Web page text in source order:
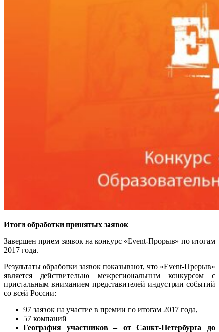
Итоги обработки принятых заявок
Завершен прием заявок на конкурс «Event-Прорыв» по итогам
2017 года.
Результаты обработки заявок показывают, что «Event-Прорыв»
является действительно межрегиональным конкурсом с
пристальным вниманием представителей индустрии событий
со всей России:
97 заявок на участие в премии по итогам 2017 года,
57 компаний
География участников – от Санкт-Петербурга до